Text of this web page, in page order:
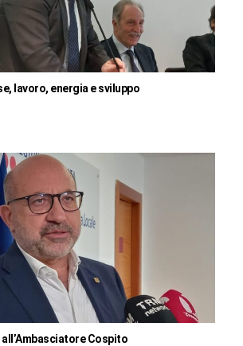
lavoro, energia e sviluppo
Cospito